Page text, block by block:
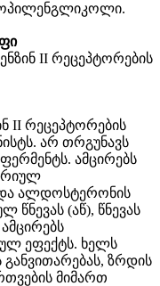
II რეცეპტორების
II რეცეპტორების
არ თრგუნავს
ამცირებს
და ალდოსტერონის
წნევას (აწ), წნევას
ეფექტს. ხელს
ზრდის
მიმართ